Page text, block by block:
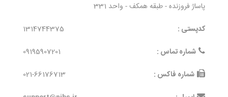
پاساژ فروزنده - طبقه همکف - واحد 331
کدپستی :
1314744375
شماره تماس :
09195907201
شماره فاکس :
021-66176713